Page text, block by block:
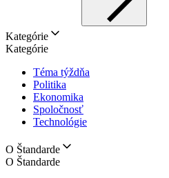
Kategórie
Kategórie
Téma týždňa
Politika
Ekonomika
Spoločnosť
Technológie
O Štandarde
O Štandarde